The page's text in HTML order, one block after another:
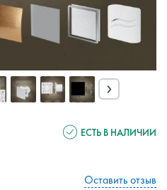
›
ЕСТЬ В НАЛИЧИИ
Оставить отзыв